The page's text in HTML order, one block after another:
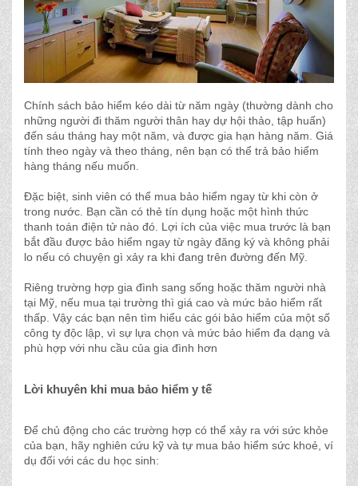
Chính sách bảo hiểm kéo dài từ năm ngày (thường dành cho
những người đi thăm người thân hay dự hội thảo, tập huấn)
đến sáu tháng hay một năm, và được gia hạn hàng năm. Giá
tính theo ngày và theo tháng, nên bạn có thể trả bảo hiểm
hàng tháng nếu muốn.
Đặc biệt, sinh viên có thể mua bảo hiểm ngay từ khi còn ở
trong nước. Bạn cần có thẻ tín dụng hoặc một hình thức
thanh toán điện tử nào đó. Lợi ích của việc mua trước là bạn
bắt đầu được bảo hiểm ngay từ ngày đăng ký và không phải
lo nếu có chuyện gì xảy ra khi đang trên đường đến Mỹ.
Riêng trường hợp gia đình sang sống hoặc thăm người nhà
tại Mỹ, nếu mua tại trường thì giá cao và mức bảo hiểm rất
thấp. Vậy các bạn nên tìm hiểu các gói bảo hiểm của một số
công ty độc lập, vì sự lựa chọn và mức bảo hiểm đa dạng và
phù hợp với nhu cầu của gia đình hơn
Lời khuyên khi mua bảo hiểm y tế
Để chủ động cho các trường hợp có thể xảy ra với sức khỏe
của bạn, hãy nghiên cứu kỹ và tự mua bảo hiểm sức khoẻ, ví
dụ đối với các du học sinh: